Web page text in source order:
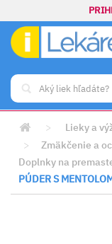
> Lieky a
>
Zmäkčenie a
Doplnky na
PÚDER S